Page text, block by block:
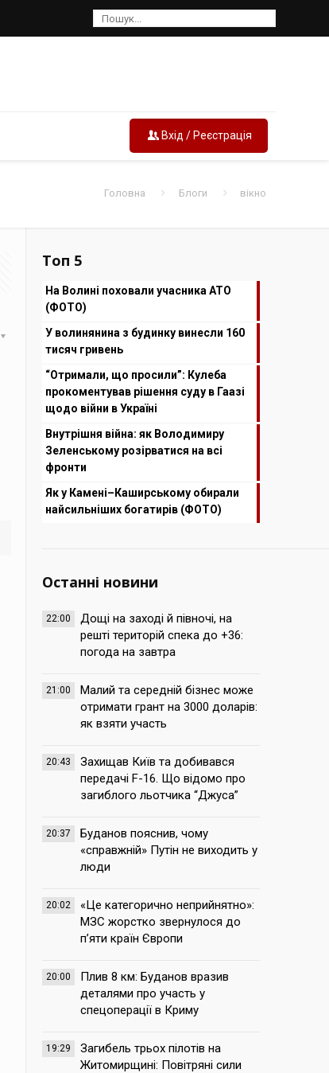
Вхід / Реєстрація
Головна Блоги вікно
Топ 5
На Волині поховали учасника АТО
(ФОТО)
У волинянина з будинку винесли 160
тисяч гривень
“Отримали, що просили”: Кулеба
прокоментував рішення суду в Гаазі
щодо війни в Україні
Внутрішня війна: як Володимиру
Зеленському розірватися на всі
фронти
Як у Камені–Каширському обирали
найсильніших богатирів (ФОТО)
Останні новини
22:00
Дощі на заході й півночі, на
решті територій спека до +36:
погода на завтра
21:00
Малий та середній бізнес може
отримати грант на 3000 доларів:
як взяти участь
20:43
Захищав Київ та добивався
передачі F-16. Що відомо про
загиблого льотчика “Джуса”
20:37
Буданов пояснив, чому
«справжній» Путін не виходить у
люди
20:02
«Це категорично неприйнятно»:
МЗС жорстко звернулося до
п’яти країн Європи
20:00
Плив 8 км: Буданов вразив
деталями про участь у
спецоперації в Криму
19:29
Загибель трьох пілотів на
Житомирщині: Повітряні сили